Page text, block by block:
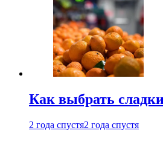
Как выбрать
2 года спустя2 года спустя